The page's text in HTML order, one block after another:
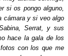
si os pongo alguno,
cámara y si veo algo
Serrat, y sus
hace la gala de los
con los que me